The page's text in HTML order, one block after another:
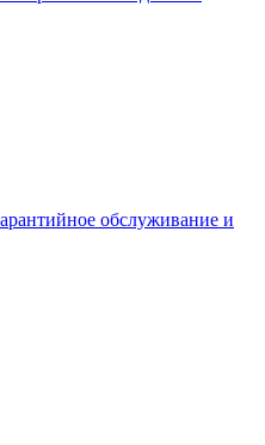
обслуживание и